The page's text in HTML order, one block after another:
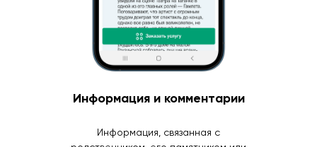
Информация и комментарии
Информация, связанная с